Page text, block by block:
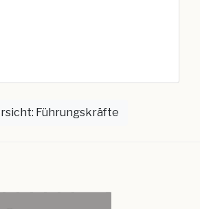
Führungskräfte